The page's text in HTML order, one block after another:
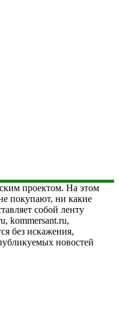
проектом. На этом
покупают, ни какие
собой ленту
kommersant.ru,
без искажения,
новостей